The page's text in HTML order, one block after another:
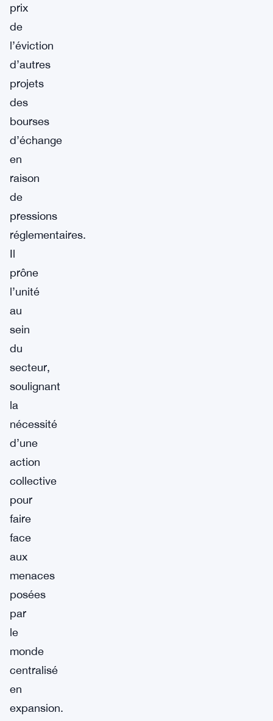
prix
de
l’éviction
d’autres
projets
des
bourses
d’échange
en
raison
de
pressions
réglementaires.
Il
prône
l’unité
au
sein
du
secteur,
soulignant
la
nécessité
d’une
action
collective
pour
faire
face
aux
menaces
posées
par
le
monde
centralisé
en
expansion.